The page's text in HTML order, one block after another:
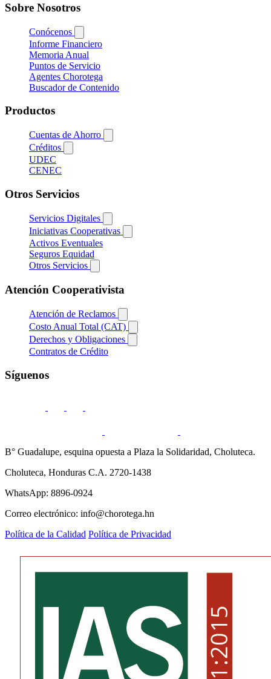
Sobre Nosotros
Conócenos
Informe Financiero
Memoria Anual
Puntos de Servicio
Agentes Chorotega
Buscador de Contenido
Productos
Cuentas de Ahorro
Créditos
UDEC
CENEC
Otros Servicios
Servicios Digitales
Iniciativas Cooperativas
Activos Eventuales
Seguros Equidad
Otros Servicios
Atención Cooperativista
Atención de Reclamos
Costo Anual Total (CAT)
Derechos y Obligaciones
Contratos de Crédito
Síguenos
B° Guadalupe, esquina opuesta a Plaza la Solidaridad, Choluteca.
Choluteca, Honduras C.A. 2720-1438
WhatsApp: 8896-0924
Correo electrónico: info@chorotega.hn
Política de la Calidad Política de Privacidad